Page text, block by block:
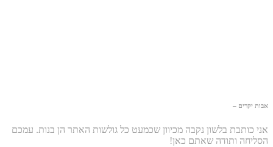
אבות יקרים –
אני כותבת בלשון נקבה מכיוון שכמעט כל גולשות האתר הן בנות. עמכם
הסליחה ותודה שאתם כאן!